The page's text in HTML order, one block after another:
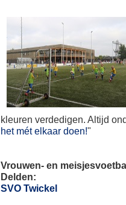
kleuren verdedigen. Altijd
het mét elkaar doen!"
Vrouwen- en
Delden:
SVO Twickel